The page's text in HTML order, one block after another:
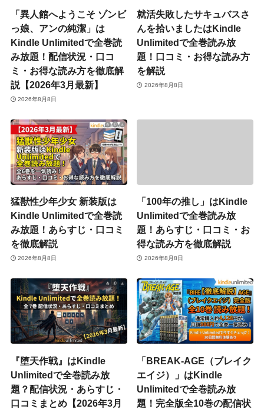
「異人館へようこそ ゾンビ
っ娘、アンの純潔」は
Kindle Unlimitedで全巻読
み放題！配信状況・口コ
ミ・お得な読み方を徹底解
説【2026年3月最新】
2026年8月8日
就活失敗したサキュバスさ
んを拾いましたはKindle
Unlimitedで全巻読み放
題！口コミ・お得な読み方
を解説
2026年8月8日
猛獣性少年少女 新装版は
Kindle Unlimitedで全巻読
み放題！あらすじ・口コミ
を徹底解説
2026年8月8日
「100年の推し」はKindle
Unlimitedで全巻読み放
題！あらすじ・口コミ・お
得な読み方を徹底解説
2026年8月8日
『堕天作戦』はKindle
Unlimitedで全巻読み放
題？配信状況・あらすじ・
口コミまとめ【2026年3月
「BREAK-AGE（ブレイク
エイジ）」はKindle
Unlimitedで全巻読み放
題！完全版全10巻の配信状